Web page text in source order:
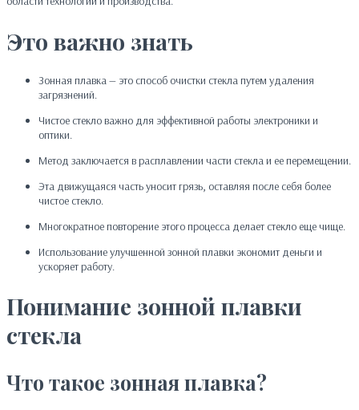
Это важно знать
Зонная плавка — это способ очистки стекла путем удаления
загрязнений.
Чистое стекло важно для эффективной работы электроники и
оптики.
Метод заключается в расплавлении части стекла и ее перемещении.
Эта движущаяся часть уносит грязь, оставляя после себя более
чистое стекло.
Многократное повторение этого процесса делает стекло еще чище.
Использование улучшенной зонной плавки экономит деньги и
ускоряет работу.
Понимание зонной плавки
стекла
Что такое зонная плавка?